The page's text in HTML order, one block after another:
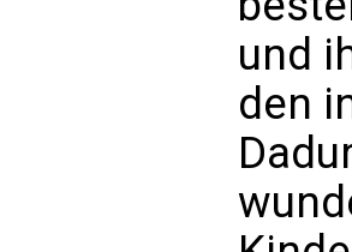
und
den